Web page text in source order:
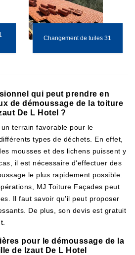
Changement de tuiles 31
qui peut prendre en
de démoussage de la toiture
De L Hotel ?
terrain favorable pour le
types de déchets. En effet,
mousses et des lichens puissent y
il est nécessaire d'effectuer des
le plus rapidement possible.
MJ Toiture Façades peut
Il faut savoir qu'il peut proposer
De plus, son devis est gratuit
pour le démoussage de la
de Izaut De L Hotel